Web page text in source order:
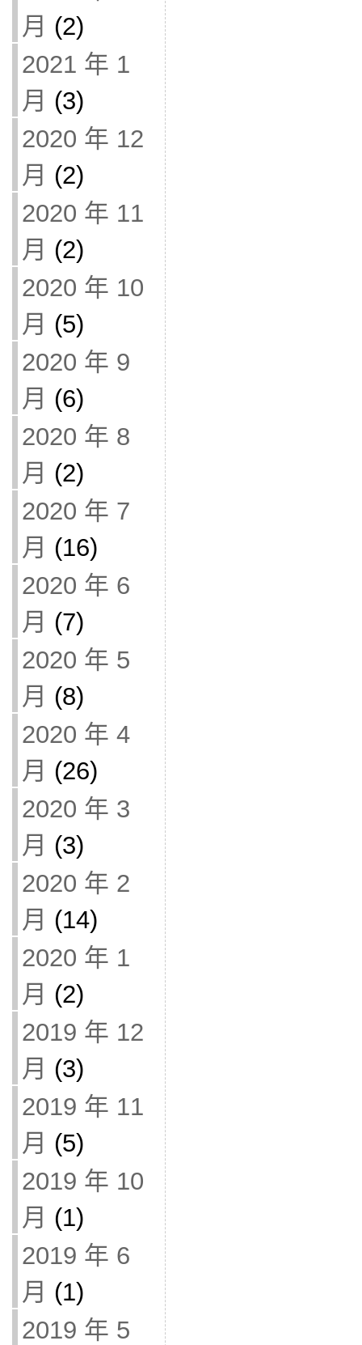
月 (2)
2021 年 1
月 (3)
2020 年 12
月 (2)
2020 年 11
月 (2)
2020 年 10
月 (5)
2020 年 9
月 (6)
2020 年 8
月 (2)
2020 年 7
月 (16)
2020 年 6
月 (7)
2020 年 5
月 (8)
2020 年 4
月 (26)
2020 年 3
月 (3)
2020 年 2
月 (14)
2020 年 1
月 (2)
2019 年 12
月 (3)
2019 年 11
月 (5)
2019 年 10
月 (1)
2019 年 6
月 (1)
2019 年 5